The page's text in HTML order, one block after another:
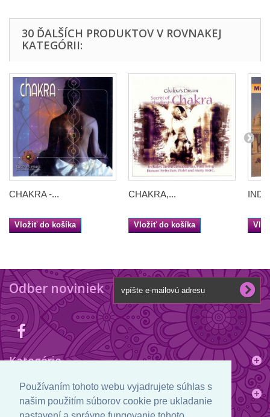
Používaním tohoto webu vyjadrujete súhlas s
našim použitím súborov cookie pre ukladanie
30 ĎALŠÍCH PRODUKTOV V ROVNAKEJ
KATEGÓRII:
CHAKRA -...
Vložiť do košíka
CHAKRA,...
Vložiť do košíka
Odber noviniek
Kategórie
Informácie